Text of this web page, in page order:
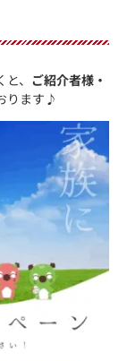
、 ご紹介者様・
ります♪